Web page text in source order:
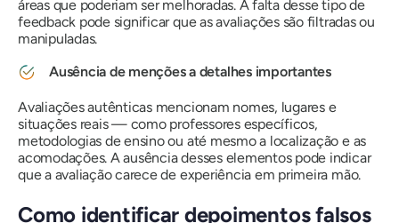
áreas que poderiam ser melhoradas. A falta desse tipo de
feedback pode significar que as avaliações são filtradas ou
manipuladas.
Ausência de menções a detalhes importantes
Avaliações autênticas mencionam nomes, lugares e
situações reais — como professores específicos,
metodologias de ensino ou até mesmo a localização e as
acomodações. A ausência desses elementos pode indicar
que a avaliação carece de experiência em primeira mão.
Como identificar depoimentos falsos